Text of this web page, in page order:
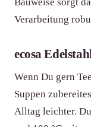
Verarbeitung
ecosa
Wenn Du gern
Suppen
Alltag leichter.